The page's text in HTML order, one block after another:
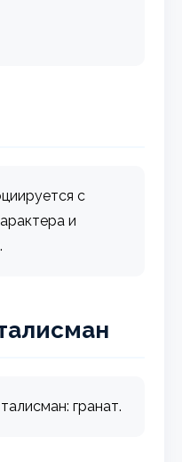
с
и
талисман: гранат.